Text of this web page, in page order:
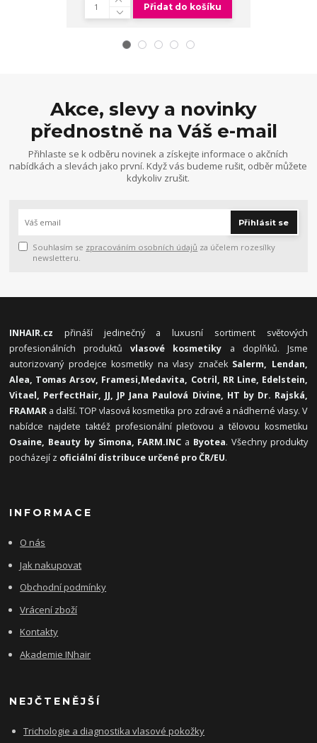
Přidat do košíku
Akce, slevy a novinky
přednostně na Váš e-mail
Přihlaste se k odběru novinek a získejte informace o akčních
nabídkách a slevách jako první. Když vás budeme rušit, odběr můžete
kdykoliv zrušit.
Přihlásit se
Souhlasím se zpracováním osobních údajů za účelem rozesílky
newsletteru.
INHAIR.cz přináší jedinečný a luxusní sortiment světových
profesionálních produktůvlasové kosmetiky a doplňků. Jsme
autorizovaný prodejce kosmetiky na vlasy značek Salerm, Lendan,
Alea, Tomas Arsov, Framesi,Medavita, Cotril, RR Line, Edelstein,
Vitael, PerfectHair, JJ, JP Jana Paulová Divine, HT by Dr. Rajská,
FRAMAR a další. TOP vlasová kosmetika pro zdravé a nádherné vlasy. V
nabídce najdete taktéž profesionální pleťovou a tělovou kosmetiku
Osaine, Beauty by Simona, FARM.INC a Byotea. Všechny produkty
pocházejí z oficiální distribuce určené pro ČR/EU.
INFORMACE
O nás
Jak nakupovat
Obchodní podmínky
Vrácení zboží
Kontakty
Akademie INhair
NEJČTENĚJŠÍ
Trichologie a diagnostika vlasové pokožky